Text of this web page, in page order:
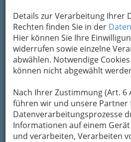
Details zur Verarbeitung Ihrer
Rechten finden Sie in der
Hier können Sie Ihre
widerrufen sowie einzelne
abwählen. Notwendige
können nicht abgewählt
Nach Ihrer Zustimmung (Art. 6
führen wir und unsere Partner
Datenverarbeitungsprozesse
Informationen auf einem
und verarbeiten, Verarbeiten
Kontaktaufnahme
Um die Info-Graz Firmen
bewahren, verwenden wir an
Übermittlung Ihrer
Formular. Ihre Nachricht
Unternehmen EMIT Dr. Hoff
Mein Name